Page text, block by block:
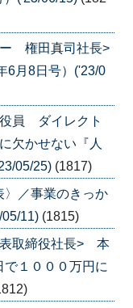
権田真司社長>
6月8日号）('23/0
員 ダイレクト
欠かせない『人
05/25) (1817)
／事業のきっか
11) (1815)
取締役社長> 本
１０００万円に